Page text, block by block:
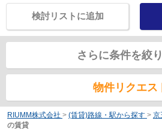
検討リストに追加
さらに条件を絞
物件リクエス
RIUMM株式会社 > (賃貸)路線・駅から探す > 京
の賃貸